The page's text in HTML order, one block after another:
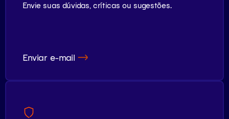
Envie suas dúvidas, críticas ou sugestões.
Enviar e-mail